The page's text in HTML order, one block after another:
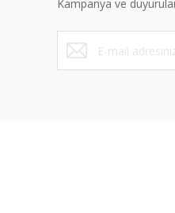
RS 5090 Tek'li
Kampanya ve